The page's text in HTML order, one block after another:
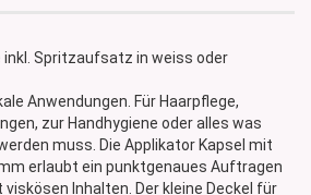
Spritzaufsatz in weiss oder
Anwendungen. Für Haarpflege,
zur Handhygiene oder alles was
muss. Die Applikator Kapsel mit
erlaubt ein punktgenaues Auftragen
Inhalten. Der kleine Deckel für